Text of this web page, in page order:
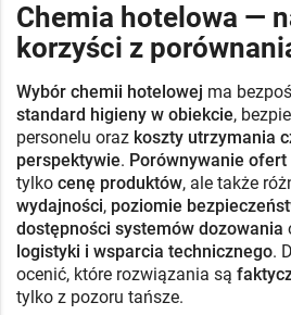
Chemia hotelowa —
korzyści z
Wybór chemii hotelowej ma
standard higieny w obiekcie,
personelu oraz koszty utrzymania
perspektywie. Porównywanie ofert
tylko cenę produktów, ale także
wydajności, poziomie
dostępności systemów dozowania
logistyki i wsparcia technicznego.
ocenić, które rozwiązania są
tylko z pozoru tańsze.